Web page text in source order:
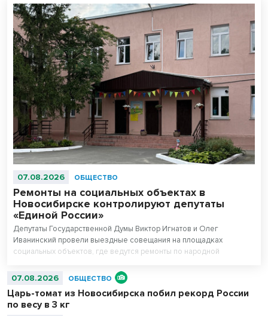
07.08.2026 ОБЩЕСТВО
Ремонты на социальных объектах в
Новосибирске контролируют депутаты
«Единой России»
Депутаты Государственной Думы Виктор Игнатов и Олег
Иванинский провели выездные совещания на площадках
социальных объектов, где ведутся ремонты по народной
07.08.2026 ОБЩЕСТВО
Царь-томат из Новосибирска побил рекорд России
по весу в 3 кг